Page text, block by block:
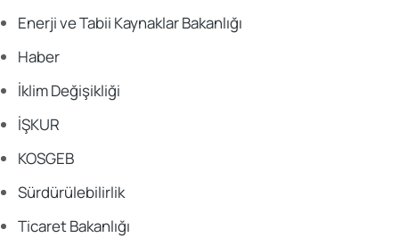
Enerji ve Tabii Kaynaklar Bakanlığı
Haber
İklim Değişikliği
İŞKUR
KOSGEB
Sürdürülebilirlik
Ticaret Bakanlığı